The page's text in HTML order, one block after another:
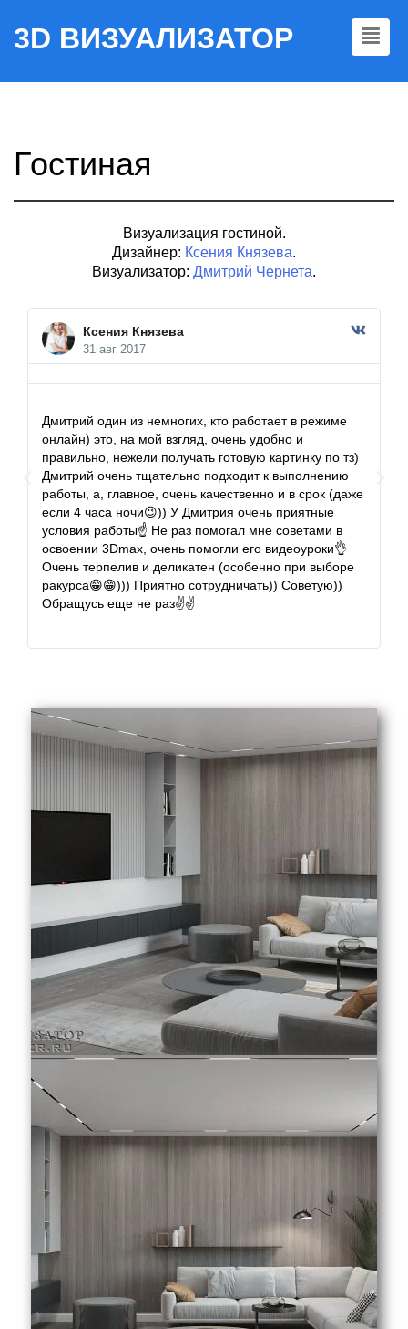
3D ВИЗУАЛИЗАТОР
Гостиная
Визуализация гостиной.
Дизайнер: Ксения Князева.
Визуализатор: Дмитрий Чернета.
Ксения Князева
31 авг 2017
Дмитрий один из немногих, кто работает в режиме
онлайн) это, на мой взгляд, очень удобно и
правильно, нежели получать готовую картинку по тз)
Дмитрий очень тщательно подходит к выполнению
работы, а, главное, очень качественно и в срок (даже
если 4 часа ночи😉)) У Дмитрия очень приятные
условия работы☝ Не раз помогал мне советами в
освоении 3Dmax, очень помогли его видеоуроки👌
Очень терпелив и деликатен (особенно при выборе
ракурса😁😁))) Приятно сотрудничать)) Советую))
Обращусь еще не раз✌✌